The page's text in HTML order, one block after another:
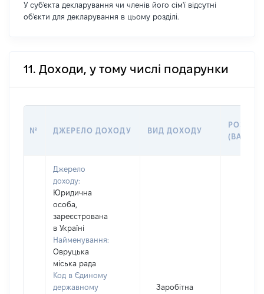
У суб'єкта декларування чи членів його сім'ї відсутні
об'єкти для декларування в цьому розділі.
11. Доходи, у тому числі подарунки
№ ДЖЕРЕЛО ДОХОДУ ВИД ДОХОДУ
РОЗМІР
Джерело
доходу:
Юридична
особа,
зареєстрована
в Україні
Найменування:
Овруцька
міська рада
Код в Єдиному
державному
Заробітна